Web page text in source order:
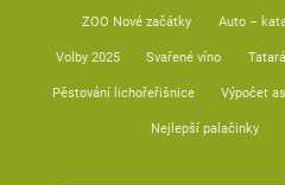
ZOO Nové začátky Auto –
Volby 2025 Svařené víno
Pěstování lichořeřišnice Výpočet
Nejlepší palačinky